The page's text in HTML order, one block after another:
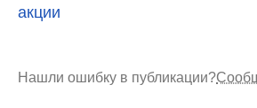
акции
Нашли ошибку в публикации?